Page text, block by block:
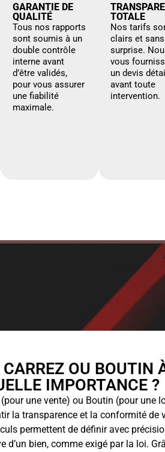
GARANTIE DE
QUALITÉ
Tous nos rapports
sont soumis à un
double contrôle
interne avant
d’être validés,
pour vous assurer
une fiabilité
maximale.
TOTALE
Nos tarifs
clairs et sans
surprise.
vous
un devis
avant toute
intervention.
OU BOUTIN
IMPORTANCE ?
(pour une vente) ou Boutin (pour une
la transparence et la conformité de
permettent de définir avec
d’un bien, comme exigé par la loi.